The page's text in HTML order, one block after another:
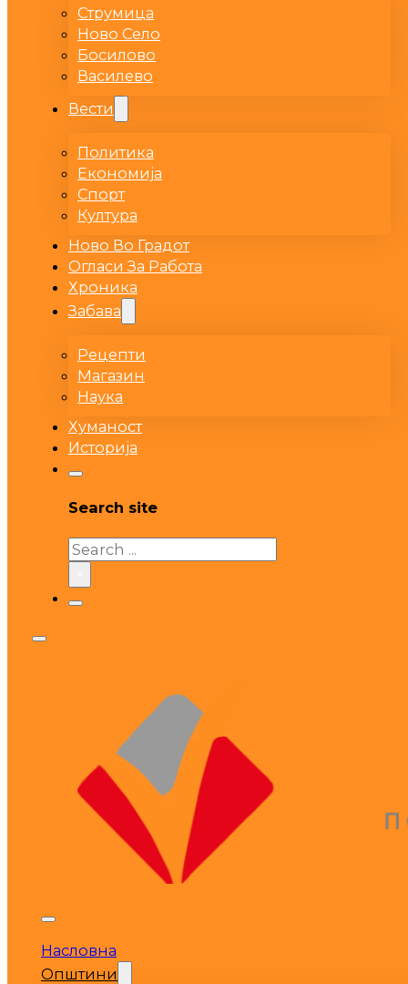
Струмица
Ново Село
Босилово
Василево
Вести
Политика
Економија
Спорт
Култура
Ново Во Градот
Огласи За Работа
Хроника
Забава
Рецепти
Магазин
Наука
Хуманост
Историја
Search site
Search
Насловна
Општини